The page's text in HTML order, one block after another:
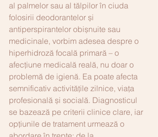
al palmelor sau al tălpilor în ciuda
folosirii deodorantelor și
antiperspirantelor obișnuite sau
medicinale, vorbim adesea despre o
hiperhidroză focală primară – o
afecțiune medicală reală, nu doar o
problemă de igienă. Ea poate afecta
semnificativ activitățile zilnice, viața
profesională și socială. Diagnosticul
se bazează pe criterii clinice clare, iar
opțiunile de tratament urmează o